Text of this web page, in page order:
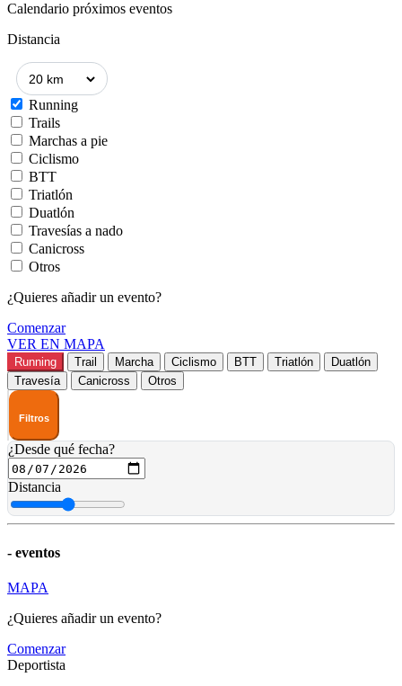
Calendario próximos eventos
Distancia
Running
Trails
Marchas a pie
Ciclismo
BTT
Triatlón
Duatlón
Travesías a nado
Canicross
Otros
¿Quieres añadir un evento?
Comenzar
VER EN MAPA
Running Trail Marcha Ciclismo BTT Triatlón
Duatlón
Travesía
Canicross Otros
Filtros
¿Desde qué fecha?
Distancia
- eventos
MAPA
¿Quieres añadir un evento?
Comenzar
Deportista